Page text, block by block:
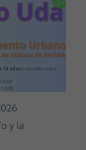
y la